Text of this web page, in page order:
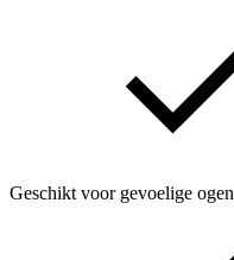
Geschikt voor gevoelige ogen